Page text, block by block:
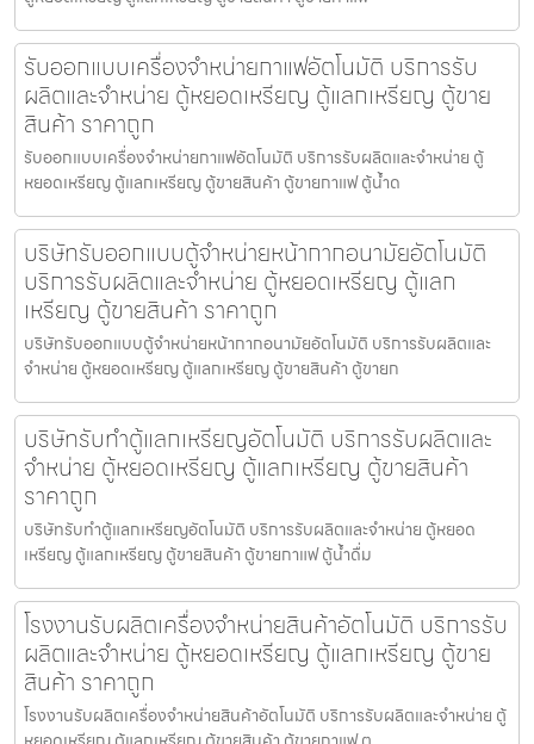
รับออกแบบเครื่องจำหน่ายกาแฟ​อัตโนมัติ บริการรับ
ผลิตและจำหน่าย ตู้หยอดเหรียญ ตู้แลกเหรียญ ตู้ขาย
สินค้า ราคาถูก
รับออกแบบเครื่องจำหน่ายกาแฟ​อัตโนมัติ บริการรับผลิตและจำหน่าย ตู้
หยอดเหรียญ ตู้แลกเหรียญ ตู้ขายสินค้า ตู้ขายกาแฟ ตู้น้ำด
บริษัทรับออกแบบตู้จำหน่ายหน้ากากอนามัย​อัตโนมัติ
บริการรับผลิตและจำหน่าย ตู้หยอดเหรียญ ตู้แลก
เหรียญ ตู้ขายสินค้า ราคาถูก
บริษัทรับออกแบบตู้จำหน่ายหน้ากากอนามัย​อัตโนมัติ บริการรับผลิตและ
จำหน่าย ตู้หยอดเหรียญ ตู้แลกเหรียญ ตู้ขายสินค้า ตู้ขายก
บริษัทรับทำตู้แลกเหรียญ​อัตโนมัติ บริการรับผลิตและ
จำหน่าย ตู้หยอดเหรียญ ตู้แลกเหรียญ ตู้ขายสินค้า
ราคาถูก
บริษัทรับทำตู้แลกเหรียญ​อัตโนมัติ บริการรับผลิตและจำหน่าย ตู้หยอด
เหรียญ ตู้แลกเหรียญ ตู้ขายสินค้า ตู้ขายกาแฟ ตู้น้ำดื่ม
โรงงานรับผลิตเครื่องจำหน่ายสินค้า​อัตโนมัติ บริการรับ
ผลิตและจำหน่าย ตู้หยอดเหรียญ ตู้แลกเหรียญ ตู้ขาย
สินค้า ราคาถูก
โรงงานรับผลิตเครื่องจำหน่ายสินค้า​อัตโนมัติ บริการรับผลิตและจำหน่าย ตู้